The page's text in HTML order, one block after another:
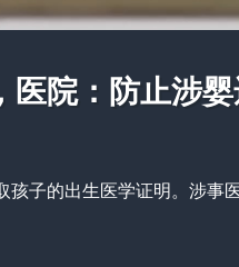
医院：防止涉
子的出生医学证明。涉事